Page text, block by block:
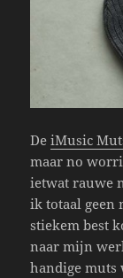
DeiMusic
maar no
ietwat rauwe
ik totaal geen
stiekem best
naar mijn
handige muts